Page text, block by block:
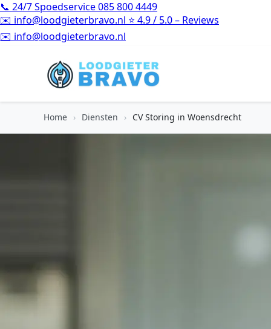
📞 24/7 Spoedservice085 800 4449
✉️ info@loodgieterbravo.nl ⭐ 4.9 / 5.0 – Reviews
⭐4.9 / 5.0 – Reviews
Home › Diensten › CV Storing in Woensdrecht